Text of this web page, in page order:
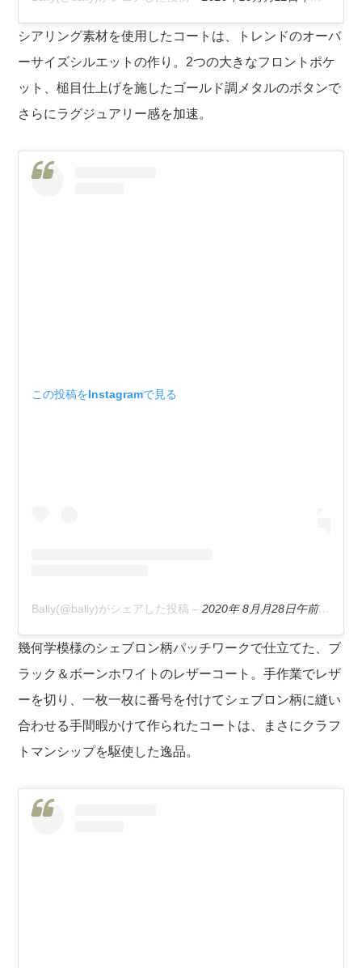
シアリング素材を使用したコートは、トレンドのオーバ
ーサイズシルエットの作り。2つの大きなフロントポケ
ット、槌目仕上げを施したゴールド調メタルのボタンで
さらにラグジュアリー感を加速。
この投稿をInstagramで見る
Bally(@bally)がシェアした投稿 –2020年 8月月28日午前6時05分PDT
幾何学模様のシェブロン柄パッチワークで仕立てた、ブ
ラック＆ボーンホワイトのレザーコート。手作業でレザ
ーを切り、一枚一枚に番号を付けてシェブロン柄に縫い
合わせる手間暇かけて作られたコートは、まさにクラフ
トマンシップを駆使した逸品。